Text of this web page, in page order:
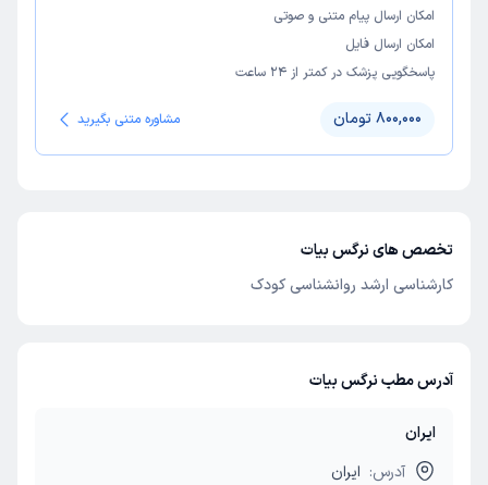
امکان ارسال پیام متنی و صوتی
امکان ارسال فایل
پاسخگویی پزشک در کمتر از ۲۴ ساعت
800,000 تومان مشاوره متنی بگیرید
تخصص های نرگس بیات
کارشناسی ارشد روانشناسی کودک
آدرس مطب نرگس بیات
ایران
آدرس: ایران